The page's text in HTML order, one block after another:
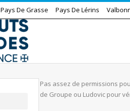
Pays De Grasse Pays De Lérins
Pas assez de permissions
de Groupe ou Ludovic pour